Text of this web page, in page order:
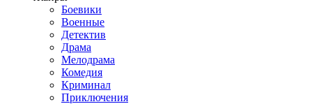
Боевики
Военные
Детектив
Драма
Мелодрама
Комедия
Криминал
Приключения